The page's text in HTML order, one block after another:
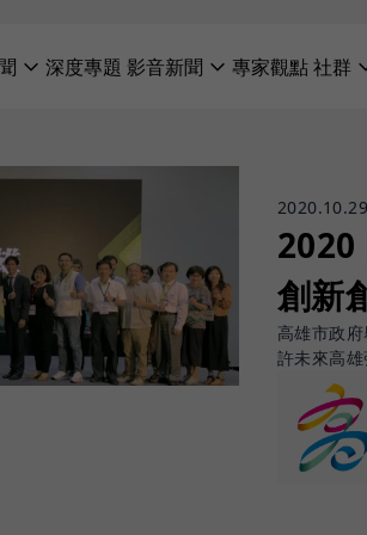
深度專題 影音新聞 專家觀點社群
2020.10.29
2020
創新
高雄市政
許未來高雄